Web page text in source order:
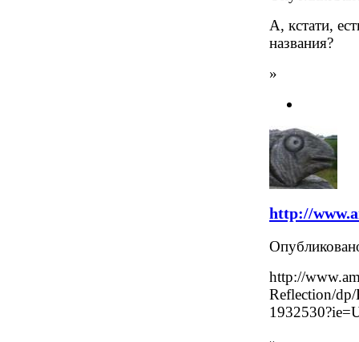
А, кстати,
названия?
»
http://
http://
Reflection/